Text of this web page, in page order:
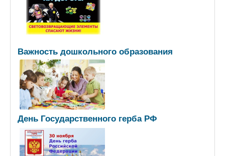
Важность дошкольного образования
День Государственного герба РФ